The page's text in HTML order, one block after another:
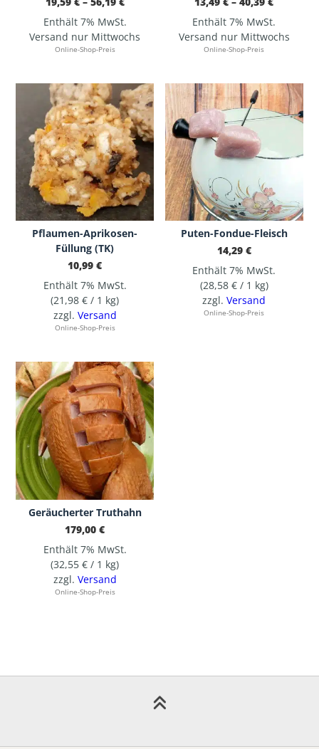
bis
56,19 €
Enthält 7% MwSt.
Versand nur Mittwochs
Online-Shop-Preis
bis
40,39 €
Enthält 7% MwSt.
Versand nur Mittwochs
Online-Shop-Preis
Pflaumen-Aprikosen-
Füllung (TK)
10,99€
Enthält 7% MwSt.
(21,98€ / 1 kg)
zzgl. Versand
Online-Shop-Preis
Puten-Fondue-Fleisch
14,29 €
Enthält 7% MwSt.
(28,58 €/ 1 kg)
zzgl.Versand
Online-Shop-Preis
Geräucherter Truthahn
179,00€
Enthält 7% MwSt.
(32,55€ / 1 kg)
zzgl. Versand
Online-Shop-Preis